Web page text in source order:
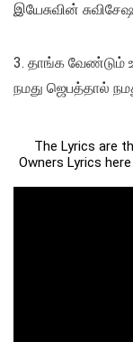
இயேசுவின்
3. தாங்க
நமது ஜெபத்தால்
The Lyrics are
Owners Lyrics